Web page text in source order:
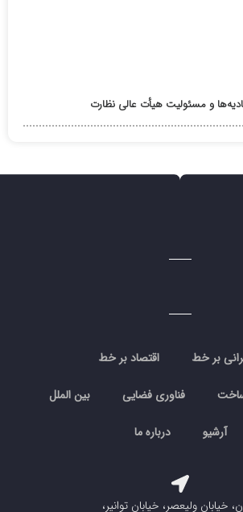
و مسئولیت هیأت عالی نظارت
بر خط اقتصاد بر خط
فناوری فضایی بین الملل
آرشیو درباره ما
خیابان ولیعصر، خیابان توانیر،